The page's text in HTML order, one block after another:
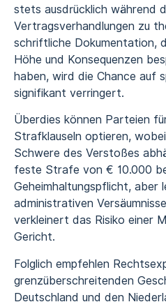
stets ausdrücklich während
Vertragsverhandlungen zu
schriftliche Dokumentation,
Höhe und Konsequenzen
haben, wird die Chance auf
signifikant verringert.
Überdies können Parteien
Strafklauseln optieren,
Schwere des Verstoßes
feste Strafe von € 10.000
Geheimhaltungspflicht, aber
administrativen
verkleinert das Risiko einer
Gericht.
Folglich empfehlen
grenzüberschreitenden
Deutschland und den